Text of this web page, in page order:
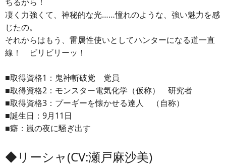
ちるから！
凄く力強くて、神秘的な光……憧れのような、強い魅力を感
じたの。
それからはもう、雷属性使いとしてハンターになる道一直
線！ ビリビリーッ！
■取得資格1：鬼神斬破党 党員
■取得資格2：モンスター電気化学（仮称） 研究者
■取得資格3：プーギーを懐かせる達人 （自称）
■誕生日：9月11日
■癖：嵐の夜に騒ぎ出す
◆リーシャ(CV:瀬戸麻沙美)